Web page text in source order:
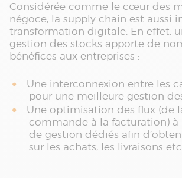
Considérée comme le cœur des
négoce, la supply chain est aussi
transformation digitale. En effet,
gestion des stocks apporte de
bénéfices aux entreprises :
Une interconnexion entre les
pour une meilleure gestion
Une optimisation des flux (de
commande à la facturation) à
de gestion dédiés afin
sur les achats, les livraisons